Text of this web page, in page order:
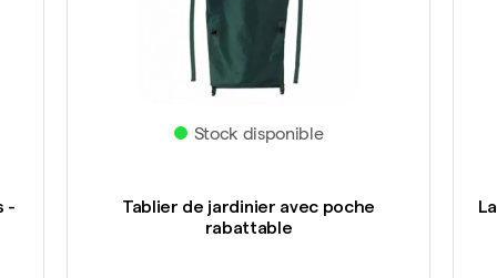
-
Stock disponible
Tablier de jardinier avec poche
rabattable